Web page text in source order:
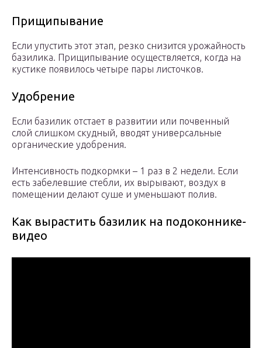
Прищипывание
Если упустить этот этап, резко снизится урожайность
базилика. Прищипывание осуществляется, когда на
кустике появилось четыре пары листочков.
Удобрение
Если базилик отстает в развитии или почвенный
слой слишком скудный, вводят универсальные
органические удобрения.
Интенсивность подкормки – 1 раз в 2 недели. Если
есть забелевшие стебли, их вырывают, воздух в
помещении делают суше и уменьшают полив.
Как вырастить базилик на подоконнике-
видео